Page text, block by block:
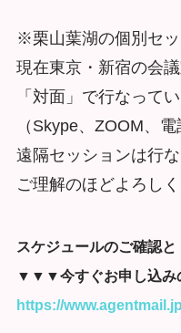
※栗山葉湖の個別セ
現在東京・新宿の会
「対面」で行なってい
（Skype、ZOOM、
遠隔セッションは行
ご理解のほどよろしく
スケジュールのご確認と
▼▼▼今すぐお申し込
https://